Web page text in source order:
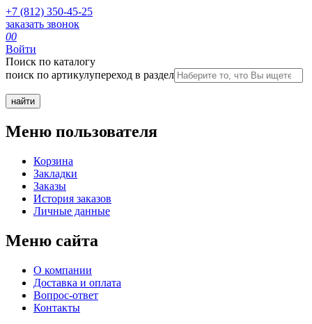
+7 (812) 350-45-25
заказать звонок
00
Войти
Поиск по каталогу
поиск по артикулупереход в раздел
Меню пользователя
Корзина
Закладки
Заказы
История заказов
Личные данные
Меню сайта
О компании
Доставка и оплата
Вопрос-ответ
Контакты